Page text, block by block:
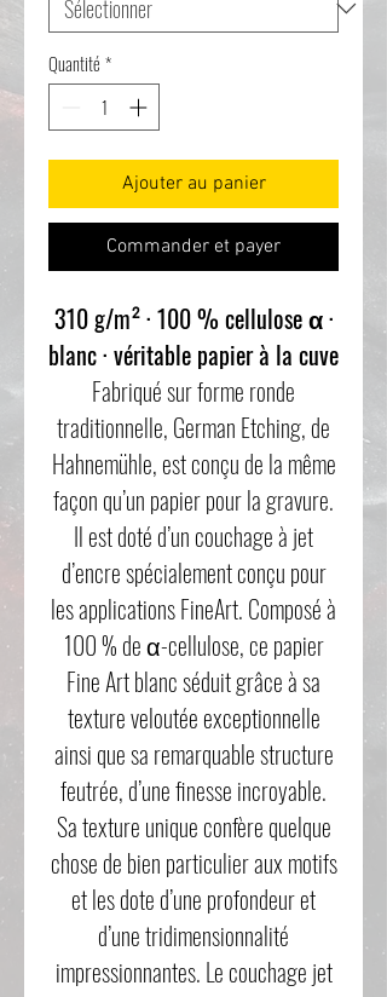
Quantité *
Ajouter au panier
Commander et payer
310 g/m² · 100 % cellulose α ·
blanc · véritable papier à la cuve
Fabriqué sur forme ronde
traditionnelle, German Etching, de
Hahnemühle, est conçu de la même
façon qu’un papier pour la gravure.
Il est doté d’un couchage à jet
d’encre spécialement conçu pour
les applications FineArt. Composé à
100 % de α-cellulose, ce papier
Fine Art blanc séduit grâce à sa
texture veloutée exceptionnelle
ainsi que sa remarquable structure
feutrée, d’une finesse incroyable.
Sa texture unique confère quelque
chose de bien particulier aux motifs
et les dote d’une profondeur et
d’une tridimensionnalité
impressionnantes. Le couchage jet